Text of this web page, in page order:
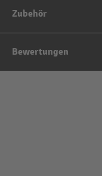
Zubehör
Bewertungen